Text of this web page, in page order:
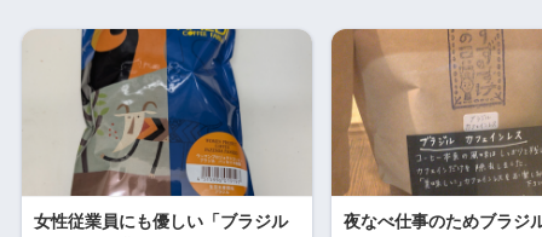
女性従業員にも優しい「ブラジル
夜なべ仕事のためブラジ